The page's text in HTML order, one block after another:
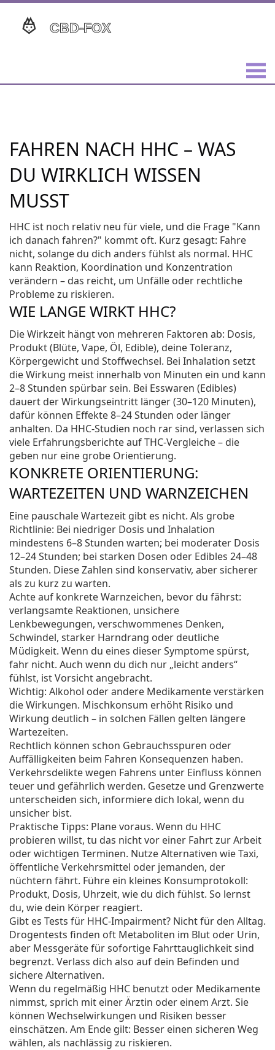
FAHREN NACH HHC – WAS
DU WIRKLICH WISSEN
MUSST
HHC ist noch relativ neu für viele, und die Frage "Kann
ich danach fahren?" kommt oft. Kurz gesagt: Fahre
nicht, solange du dich anders fühlst als normal. HHC
kann Reaktion, Koordination und Konzentration
verändern – das reicht, um Unfälle oder rechtliche
Probleme zu riskieren.
WIE LANGE WIRKT HHC?
Die Wirkzeit hängt von mehreren Faktoren ab: Dosis,
Produkt (Blüte, Vape, Öl, Edible), deine Toleranz,
Körpergewicht und Stoffwechsel. Bei Inhalation setzt
die Wirkung meist innerhalb von Minuten ein und kann
2–8 Stunden spürbar sein. Bei Esswaren (Edibles)
dauert der Wirkungseintritt länger (30–120 Minuten),
dafür können Effekte 8–24 Stunden oder länger
anhalten. Da HHC-Studien noch rar sind, verlassen sich
viele Erfahrungsberichte auf THC-Vergleiche – die
geben nur eine grobe Orientierung.
KONKRETE ORIENTIERUNG:
WARTEZEITEN UND WARNZEICHEN
Eine pauschale Wartezeit gibt es nicht. Als grobe
Richtlinie: Bei niedriger Dosis und Inhalation
mindestens 6–8 Stunden warten; bei moderater Dosis
12–24 Stunden; bei starken Dosen oder Edibles 24–48
Stunden. Diese Zahlen sind konservativ, aber sicherer
als zu kurz zu warten.
Achte auf konkrete Warnzeichen, bevor du fährst:
verlangsamte Reaktionen, unsichere
Lenkbewegungen, verschwommenes Denken,
Schwindel, starker Harndrang oder deutliche
Müdigkeit. Wenn du eines dieser Symptome spürst,
fahr nicht. Auch wenn du dich nur „leicht anders“
fühlst, ist Vorsicht angebracht.
Wichtig: Alkohol oder andere Medikamente verstärken
die Wirkungen. Mischkonsum erhöht Risiko und
Wirkung deutlich – in solchen Fällen gelten längere
Wartezeiten.
Rechtlich können schon Gebrauchsspuren oder
Auffälligkeiten beim Fahren Konsequenzen haben.
Verkehrsdelikte wegen Fahrens unter Einfluss können
teuer und gefährlich werden. Gesetze und Grenzwerte
unterscheiden sich, informiere dich lokal, wenn du
unsicher bist.
Praktische Tipps: Plane voraus. Wenn du HHC
probieren willst, tu das nicht vor einer Fahrt zur Arbeit
oder wichtigen Terminen. Nutze Alternativen wie Taxi,
öffentliche Verkehrsmittel oder jemanden, der
nüchtern fährt. Führe ein kleines Konsumprotokoll:
Produkt, Dosis, Uhrzeit, wie du dich fühlst. So lernst
du, wie dein Körper reagiert.
Gibt es Tests für HHC-Impairment? Nicht für den Alltag.
Drogentests finden oft Metaboliten im Blut oder Urin,
aber Messgeräte für sofortige Fahrttauglichkeit sind
begrenzt. Verlass dich also auf dein Befinden und
sichere Alternativen.
Wenn du regelmäßig HHC benutzt oder Medikamente
nimmst, sprich mit einer Ärztin oder einem Arzt. Sie
können Wechselwirkungen und Risiken besser
einschätzen. Am Ende gilt: Besser einen sicheren Weg
wählen, als nachlässig zu riskieren.